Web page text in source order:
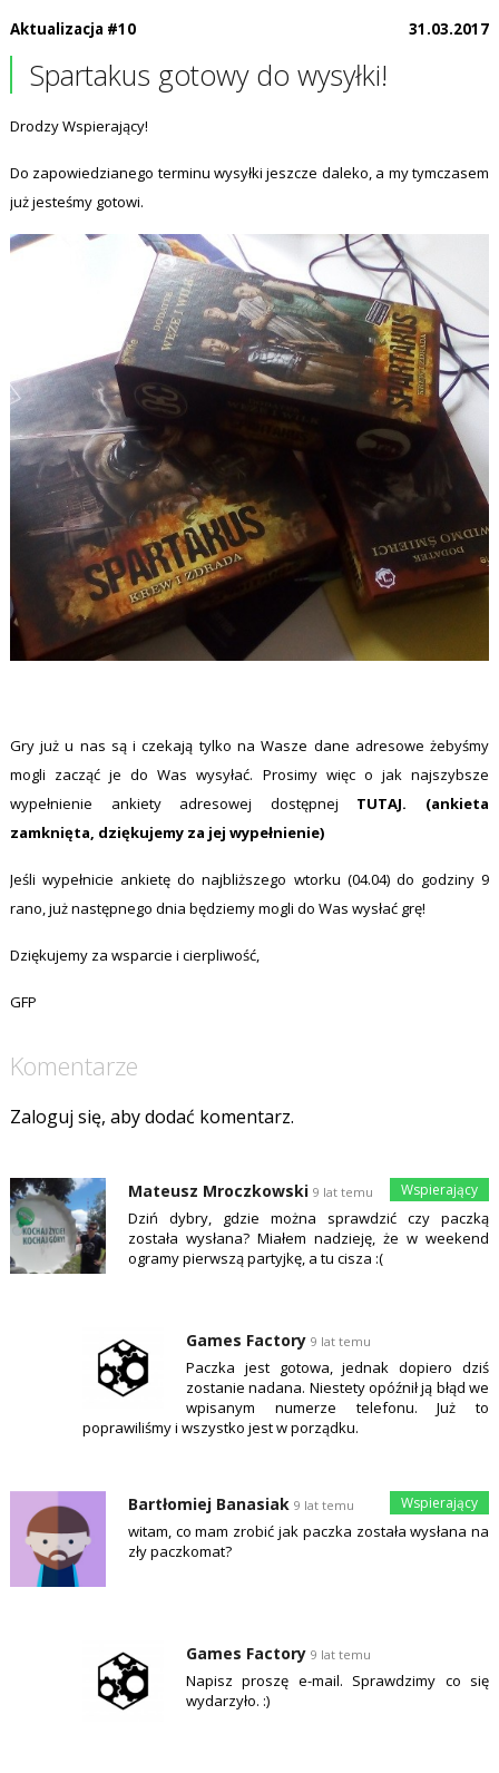
Aktualizacja #10 31.03.2017
Spartakus gotowy do wysyłki!
Drodzy Wspierający!
Do zapowiedzianego terminu wysyłki jeszcze daleko, a my tymczasem
już jesteśmy gotowi.
Gry już u nas są i czekają tylko na Wasze dane adresowe żebyśmy
mogli zacząć je do Was wysyłać. Prosimy więc o jak najszybsze
wypełnienie ankiety adresowej dostępnej TUTAJ. (ankieta
zamknięta, dziękujemy za jej wypełnienie)
Jeśli wypełnicie ankietę do najbliższego wtorku (04.04) do godziny 9
rano, już następnego dnia będziemy mogli do Was wysłać grę!
Dziękujemy za wsparcie i cierpliwość,
GFP
Komentarze
Zaloguj się, aby dodać komentarz.
Mateusz Mroczkowski 9 lat temu
Dziń dybry, gdzie można sprawdzić czy paczką
została wysłana? Miałem nadzieję, że w weekend
ogramy pierwszą partyjkę, a tu cisza :(
Games Factory 9 lat temu
Paczka jest gotowa, jednak dopiero dziś
zostanie nadana. Niestety opóźnił ją błąd we
wpisanym numerze telefonu. Już to
poprawiliśmy i wszystko jest w porządku.
Bartłomiej Banasiak 9 lat temu
witam, co mam zrobić jak paczka została wysłana na
zły paczkomat?
Games Factory 9 lat temu
Napisz proszę e-mail. Sprawdzimy co się
wydarzyło. :)